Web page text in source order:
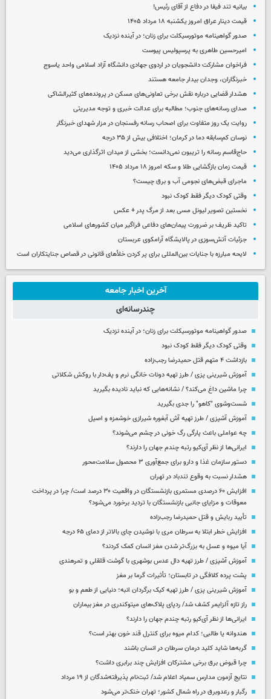
بیانیه تند فیفا در دفاع از آقای رئیس!
قیمت دینار عراق امروز یکشنبه ۱۸ مرداد ۱۴۰۵
صدور گواهینامه موتورسیکلت برای زنان؛ در آینده نزدیک
امیرحسین طاهری به پرسپولیس پیوست
فراخوان مشارکت دانشجویان در اردوی جهادی دانشگاه آزاد اسلامی واحد یاسوج
خبرنگاران، وجدان بیدار جامعه هستند
هشدار قضایی درباره نقش برخی تعاونی‌های مسکن در پرونده‌های کثیرالشاکی
صدای رسانه‌های جنوب؛ مطالبه برای عدالت خبری و توجه مدیریتی
روایت یک روز متفاوت برای اصحاب رسانه رفسنجان در مزار شهدای خبرنگار
نوسان کم‌سابقه دما در کرمان؛ اختلافی بیش از ۳۵ درجه
حاج‌قاسم رسانه را تریبون نمی‌دانست؛ بخشی از میدان اثرگذاری می‌دید
قیمت زمان بازگشایی طلا و سکه امروز ۱۸ مرداد ۱۴۰۵
ماجرای قبض‌های نجومی آب و برق چیست؟
وقتی کودک دیگر فقط کودک نبود
نخستین تصویر لیونل مسی بعد از مرگ پدر + عکس
تاکید ظریف بر ضرورت پیمان‌های دفاعی فراگیر میان کشورهای اسلامی
جزئیات آتش‌سوزی در پالایشگاه آرامکوی عربستان
لایحه مبارزه با جنایات بین‌المللی برای پر کردن خلأهای قانونی در قصاص جنایتکاران است
آخرین اخبار جامعه
چندرسانه‌ای
صدور گواهینامه موتورسیکلت برای زنان؛ در آینده نزدیک
وقتی کودک دیگر فقط کودک نبود
بازداشت ۴ متهم قتل حمیدرضا رجب‌زاده
آموزش شیرینی پزی / طرز تهیه دونات خانگی نرم و پف‌دار با روکش شکلاتی
چرا ماشین داغ می‌کند؟ / نشانه‌هایی که نباید نادیده بگیرید
شست‌وشوی "کاهو" را جدی بگیرید
آموزش آشپزی / طرز تهیه آش آبغوره شیرازی خوشمزه و اصیل
چه عواملی باعث پارگی رگ خونی در چشم می‌شوند؟
ایرانی‌ها از نظر آی‌کیو رتبه چندم جهان را دارند؟
دستور سازمان غذا و دارو برای جمع‌آوری ۳ محصول سلامت‌محور
هشدار نسبت به وقوع تندباد در تهران
افزایش ۶۰ درصدی مستمری‌ بازنشستگان در واقعیت ۳۰ درصد است/ چرا در پرداخت
معوقات و مزایای جانبی بازنشستگان با تردید برخورد می‌شود؟
تأیید ربایش و قتل حمیدرضا رجب‌زاده
افزایش خطر ابتلا به سرطان مری با نوشیدن چای بالاتر از دمای ۶۵ درجه
آیا میوه و عسل به بزرگ‌تر شدن مغز انسان کمک کردند؟
آموزش آشپزی / طرز تهیه دال عدس بوشهری با گوشت قلقلی و تمرهندی
پشت پرده کلافگی در تابستان؛ تأثیرات گرما بر مغز
آموزش شیرینی پزی / طرز تهیه کیک برگردان انبه؛ دنیایی از طعم و بو
راز تازه آلزایمر کشف شد/ ردپای پلاک‌های میتوکندری در مغز بیماران
ایرانی‌ها از نظر آی‌کیو رتبه چندم جهان را دارند؟
هندوانه یا طالبی؛ کدام‌ میوه برای کنترل قند خون بهتر است؟
گربه‌ها شاید کلید درمان سرطان در انسان باشند
چرا قبوض برق برخی مشترکان افزایش چند برابری داشت؟
نتایج آزمون مدارس سمپاد اعلام شد/ ثبت‌نام پذیرفته‌شدگان از ۱۹ مرداد
رگبار و رعدوبرق در راه شمال کشور؛ تهران خنک‌تر می‌شود